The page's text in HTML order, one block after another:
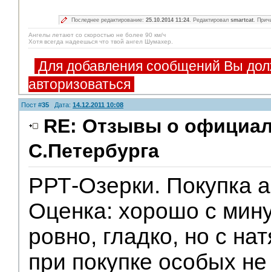
Последнее редактирование: 25.10.2014 11:24. Редактировал smartcat.
Ангелы летают со скоростью не более 90 км/ч
Хотя всегда надеешься что твой ангел Шумахер.
Для добавления сообщений Вы
авторизоваться
Пост #35 Дата: 14.12.2011 10:08
RE: Отзывы о
С.Петербурга
РРТ-Озерки. Покупка
Оценка: хорошо с
ровно, гладко, но с
при покупке особых